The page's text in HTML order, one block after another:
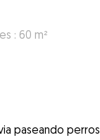
: 60 m²
paseando perros